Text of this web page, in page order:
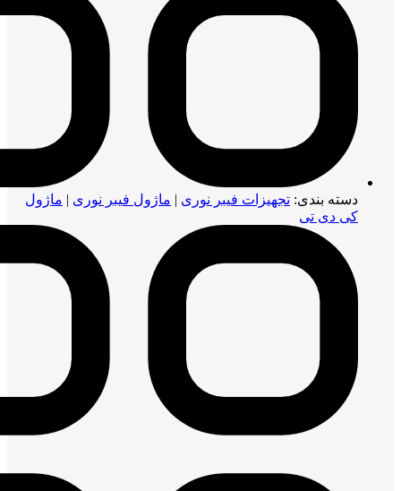
دسته بندی: تجهیزات فیبر نوری | ماژول فیبر نوری | ماژول
کی دی تی